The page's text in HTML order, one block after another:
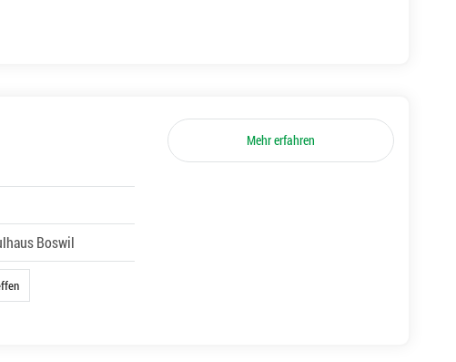
Boswil
Mehr erfahren